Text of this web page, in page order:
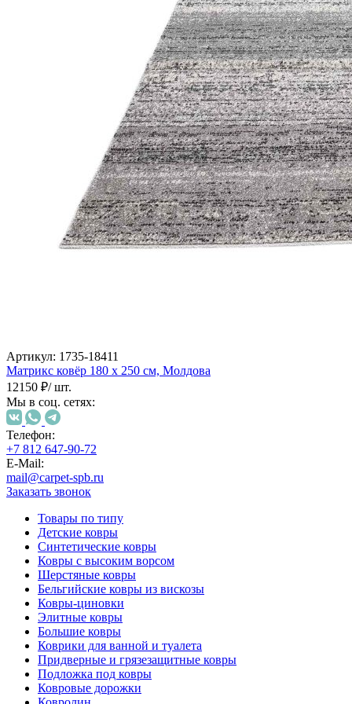
Оливковый
Разноцветный
Розовый
Синий
Фиолетовый
Черный
от
100
₽
до
5
000
₽
000
₽
000
45
000
₽
до
200
000
₽
По
форме
Прямоугольные
ковры
Овальные
ковры
Артикул: 1735-18411
Матрикс ковёр 180 х 250 см, Молдова
12150 ₽/ шт.
Мы в соц. сетях:
Телефон:
+7 812 647-90-72
E-Mail:
mail@carpet-spb.ru
Заказать звонок
Товары по типу
Детские ковры
Синтетические ковры
Ковры с высоким ворсом
Шерстяные ковры
Бельгийские ковры из вискозы
Ковры-циновки
Элитные ковры
Большие ковры
Коврики для ванной и туалета
Придверные и грязезащитные ковры
Подложка под ковры
Ковровые дорожки